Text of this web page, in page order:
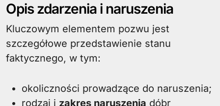
Opis zdarzenia i naruszenia
Kluczowym elementem pozwu jest
szczegółowe przedstawienie stanu
faktycznego, w tym:
okoliczności prowadzące do naruszenia;
rodzaj i zakres naruszenia dóbr